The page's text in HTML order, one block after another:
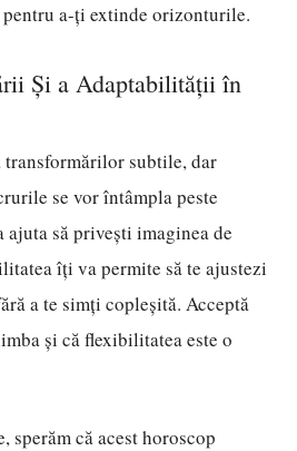
a-ți extinde orizonturile.
Și a Adaptabilității în
transformărilor subtile, dar
se vor întâmpla peste
ajuta să privești imaginea de
îți va permite să te ajustezi
a te simți copleșită. Acceptă
și că flexibilitatea este o
sperăm că acest horoscop